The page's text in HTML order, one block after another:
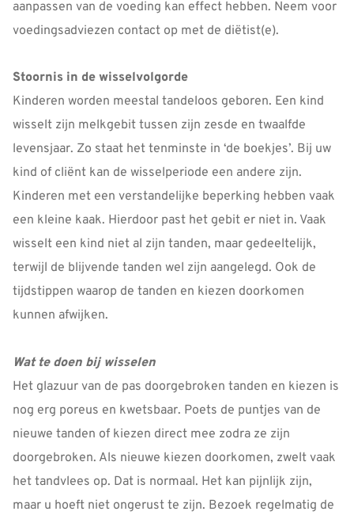
aanpassen van de voeding kan effect hebben. Neem voor
voedingsadviezen contact op met de diëtist(e).
Stoornis in de wisselvolgorde
Kinderen worden meestal tandeloos geboren. Een kind
wisselt zijn melkgebit tussen zijn zesde en twaalfde
levensjaar. Zo staat het tenminste in ‘de boekjes’. Bij uw
kind of cliënt kan de wisselperiode een andere zijn.
Kinderen met een verstandelijke beperking hebben vaak
een kleine kaak. Hierdoor past het gebit er niet in. Vaak
wisselt een kind niet al zijn tanden, maar gedeeltelijk,
terwijl de blijvende tanden wel zijn aangelegd. Ook de
tijdstippen waarop de tanden en kiezen doorkomen
kunnen afwijken.
Wat te doen bij wisselen
Het glazuur van de pas doorgebroken tanden en kiezen is
nog erg poreus en kwetsbaar. Poets de puntjes van de
nieuwe tanden of kiezen direct mee zodra ze zijn
doorgebroken. Als nieuwe kiezen doorkomen, zwelt vaak
het tandvlees op. Dat is normaal. Het kan pijnlijk zijn,
maar u hoeft niet ongerust te zijn. Bezoek regelmatig de